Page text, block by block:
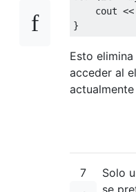
cout
Esto
acceder al
7
Solo
se